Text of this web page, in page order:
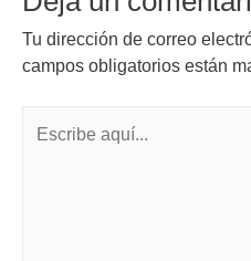
Tu dirección de correo
campos obligatorios están